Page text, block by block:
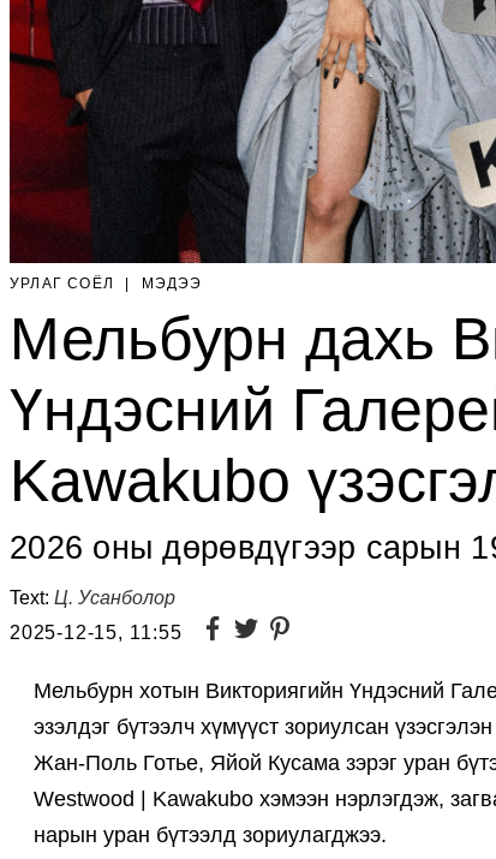
УРЛАГ СОЁЛ МЭДЭЭ
Мельбурн дахь
Үндэсний
Kawakubo
2026 оны дөрөвдүгээр сарын
Text: Ц. Усанболор
2025-12-15, 11:55
Мельбурн хотын Викториягийн Үндэсний
эзэлдэг бүтээлч хүмүүст зориулсан
Жан-Поль Готье, Яйой Кусама зэрэг уран
Westwood | Kawakubo хэмээн нэрлэгдэж,
нарын уран бүтээлд зориулагджээ.